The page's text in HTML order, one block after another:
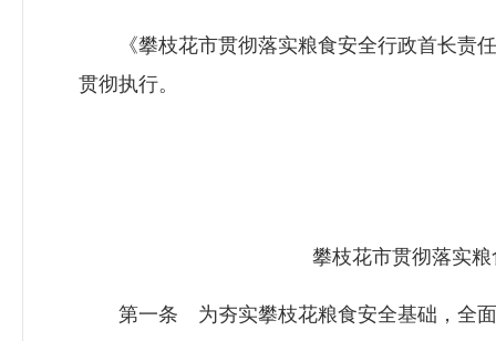
《攀枝花市贯彻落实粮食安全行政首长责任
贯彻执行。
攀枝花市贯彻落实粮
第一条 为夯实攀枝花粮食安全基础，全面